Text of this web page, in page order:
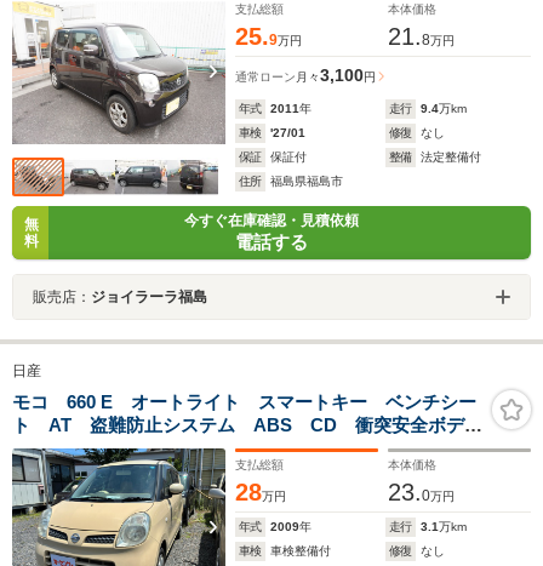
支払総額
25.9万円
本体価格
21.8万円
通常ローン 月々3,100円
年式 2011年 走行 9.4万km
車検
'27/01 修復
なし
保証
保証付 整備
法定整備付
住所
福島県福島市
無
料
今すぐ在庫確認・見積依頼
電話する
販売店： ジョイラーラ福島
日産
モコ 660 E オートライト スマートキー ベンチシー
ト AT 盗難防止システム ABS CD 衝突安全ボデ
ィ エアコン パワーステアリング パワーウィンドウ
支払総額
28万円
本体価格
23.0万円
年式 2009年 走行 3.1万km
車検
車検整備付 修復
なし